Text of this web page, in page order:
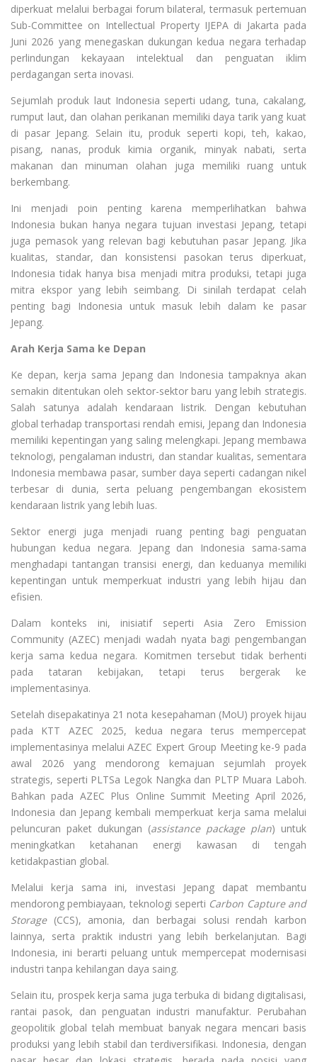
diperkuat melalui berbagai forum bilateral, termasuk pertemuan
Sub-Committee on Intellectual Property IJEPA di Jakarta pada
Juni 2026 yang menegaskan dukungan kedua negara terhadap
perlindungan kekayaan intelektual dan penguatan iklim
perdagangan serta inovasi.
Sejumlah produk laut Indonesia seperti udang, tuna, cakalang,
rumput laut, dan olahan perikanan memiliki daya tarik yang kuat
di pasar Jepang. Selain itu, produk seperti kopi, teh, kakao,
pisang, nanas, produk kimia organik, minyak nabati, serta
makanan dan minuman olahan juga memiliki ruang untuk
berkembang.
Ini menjadi poin penting karena memperlihatkan bahwa
Indonesia bukan hanya negara tujuan investasi Jepang, tetapi
juga pemasok yang relevan bagi kebutuhan pasar Jepang. Jika
kualitas, standar, dan konsistensi pasokan terus diperkuat,
Indonesia tidak hanya bisa menjadi mitra produksi, tetapi juga
mitra ekspor yang lebih seimbang. Di sinilah terdapat celah
penting bagi Indonesia untuk masuk lebih dalam ke pasar
Jepang.
Arah Kerja Sama ke Depan
Ke depan, kerja sama Jepang dan Indonesia tampaknya akan
semakin ditentukan oleh sektor-sektor baru yang lebih strategis.
Salah satunya adalah kendaraan listrik. Dengan kebutuhan
global terhadap transportasi rendah emisi, Jepang dan Indonesia
memiliki kepentingan yang saling melengkapi. Jepang membawa
teknologi, pengalaman industri, dan standar kualitas, sementara
Indonesia membawa pasar, sumber daya seperti cadangan nikel
terbesar di dunia, serta peluang pengembangan ekosistem
kendaraan listrik yang lebih luas.
Sektor energi juga menjadi ruang penting bagi penguatan
hubungan kedua negara. Jepang dan Indonesia sama-sama
menghadapi tantangan transisi energi, dan keduanya memiliki
kepentingan untuk memperkuat industri yang lebih hijau dan
efisien.
Dalam konteks ini, inisiatif seperti Asia Zero Emission
Community (AZEC) menjadi wadah nyata bagi pengembangan
kerja sama kedua negara. Komitmen tersebut tidak berhenti
pada tataran kebijakan, tetapi terus bergerak ke
implementasinya.
Setelah disepakatinya 21 nota kesepahaman (MoU) proyek hijau
pada KTT AZEC 2025, kedua negara terus mempercepat
implementasinya melalui AZEC Expert Group Meeting ke-9 pada
awal 2026 yang mendorong kemajuan sejumlah proyek
strategis, seperti PLTSa Legok Nangka dan PLTP Muara Laboh.
Bahkan pada AZEC Plus Online Summit Meeting April 2026,
Indonesia dan Jepang kembali memperkuat kerja sama melalui
peluncuran paket dukungan (assistance package plan) untuk
meningkatkan ketahanan energi kawasan di tengah
ketidakpastian global.
Melalui kerja sama ini, investasi Jepang dapat membantu
mendorong pembiayaan, teknologi seperti Carbon Capture and
Storage(CCS), amonia, dan berbagai solusi rendah karbon
lainnya, serta praktik industri yang lebih berkelanjutan. Bagi
Indonesia, ini berarti peluang untuk mempercepat modernisasi
industri tanpa kehilangan daya saing.
Selain itu, prospek kerja sama juga terbuka di bidang digitalisasi,
rantai pasok, dan penguatan industri manufaktur. Perubahan
geopolitik global telah membuat banyak negara mencari basis
produksi yang lebih stabil dan terdiversifikasi. Indonesia, dengan